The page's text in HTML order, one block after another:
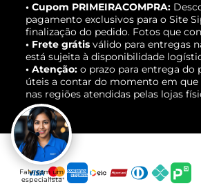
• Cupom PRIMEIRACOMPRA:
pagamento exclusivos para o Site
finalização do pedido. Fotos que
• Frete grátis válido para entregas
está sujeita à disponibilidade
• Atenção: o prazo para entrega do
úteis a contar do momento em
nas regiões atendidas pelas lojas
Fale com um
especialista